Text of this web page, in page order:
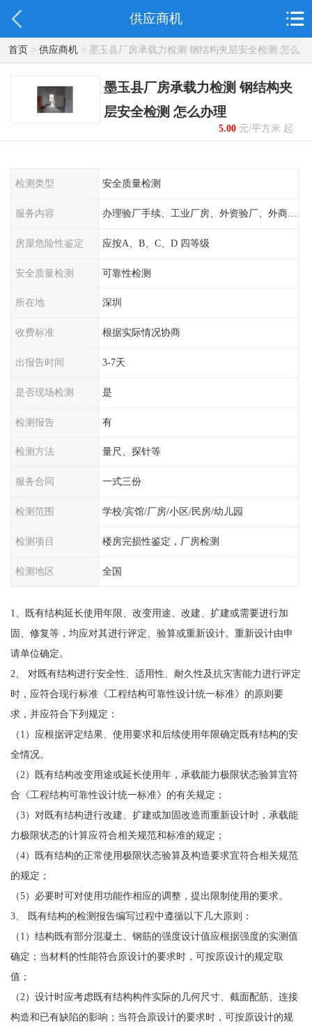
供应商机
首页> 供应商机> 墨玉县厂房承载力检测 钢结构夹层安全检测 怎么
办理
墨玉县厂房承载力检测 钢结构夹
层安全检测 怎么办理
5.00元/平方米 起
检测类型 安全质量检测
服务内容
房屋危险性鉴定 应按A、B、C、D 四等级
安全质量检测 可靠性检测
所在地 深圳
收费标准 根据实际情况协商
出报告时间 3-7天
是否现场检测 是
检测报告 有
检测方法 量尺、探针等
服务合同 一式三份
检测范围 学校/宾馆/厂房/小区/民房/幼儿园
检测项目 楼房完损性鉴定，厂房检测
检测地区 全国
1、既有结构延长使用年限、改变用途、改建、扩建或需要进行加
固、修复等，均应对其进行评定、验算或重新设计。重新设计由申
请单位确定。
2、 对既有结构进行安全性、适用性、耐久性及抗灾害能力进行评定
时，应符合现行标准《工程结构可靠性设计统一标准》的原则要
求，并应符合下列规定：
（1）应根据评定结果、使用要求和后续使用年限确定既有结构的安
全情况。
（2）既有结构改变用途或延长使用年，承载能力极限状态验算宜符
合《工程结构可靠性设计统一标准》的有关规定；
（3）对既有结构进行改建、扩建或加固改造而重新设计时，承载能
力极限状态的计算应符合相关规范和标准的规定；
（4）既有结构的正常使用极限状态验算及构造要求宜符合相关规范
的规定；
（5）必要时可对使用功能作相应的调整，提出限制使用的要求。
3、 既有结构的检测报告编写过程中遵循以下几大原则：
（1）结构既有部分混凝土、钢筋的强度设计值应根据强度的实测值
确定；当材料的性能符合原设计的要求时，可按原设计的规定取
值；
（2）设计时应考虑既有结构构件实际的几何尺寸、截面配筋、连接
构造和已有缺陷的影响；当符合原设计的要求时，可按原设计的规